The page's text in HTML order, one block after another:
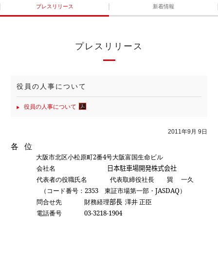
プレスリリース 新着情報
プレスリリース
役員の人事について
役員の人事について
2011年9月 9日
各 位
大阪市北区小松原町2番4号大阪富国生命ビル
会社名
日本駐車場開発株式会社
代表者の役職氏名
代表取締役社長 巽 一久
（コード番号： 2353東証市場第一部・ JASDAQ）
問合せ先
財務経理部長 澤井正臣
電話番号
03-3218-1904